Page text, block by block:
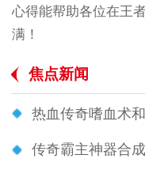
心得能帮助各位在王
满！
焦点新闻
热血传奇嗜血术
传奇霸主神器合